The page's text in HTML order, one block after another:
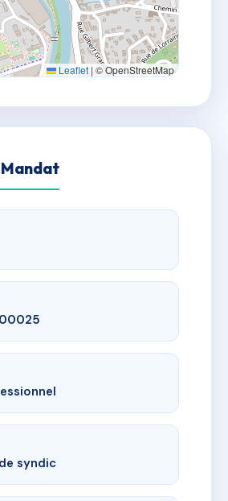
Leaflet | © OpenStreetMap
Mandat
syndic